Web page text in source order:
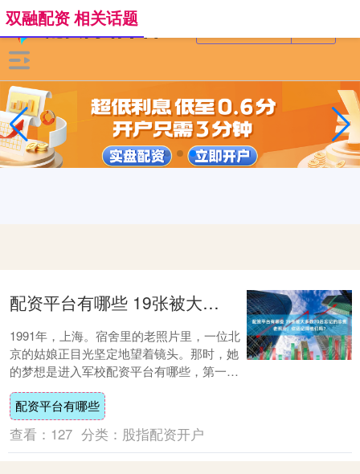
双融配资 相关话题
配资平台有哪些 19张被大多数70后忘记的珍贵老照片，你还记得他们吗？
1991年，上海。宿舍里的老照片里，一位北
京的姑娘正目光坚定地望着镜头。那时，她
的梦想是进入军校配资平台有哪些，第一志
愿便是上海第二军医大学，最终，她如愿以
偿，....
配资平台有哪些
查看： 127 分类： 股指配资开户